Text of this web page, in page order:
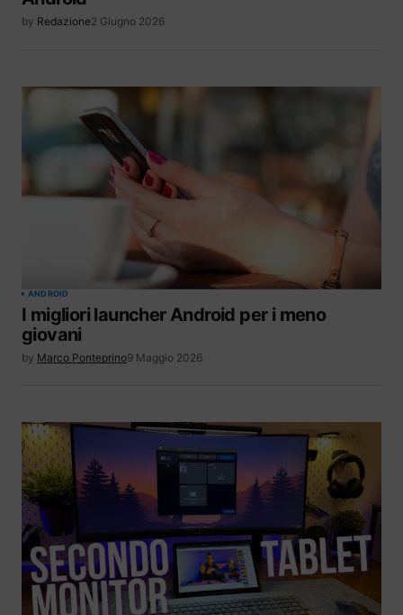
by Redazione2 Giugno 2026
ANDROID
I migliori launcher Android per i meno
giovani
by Marco Ponteprino9 Maggio 2026